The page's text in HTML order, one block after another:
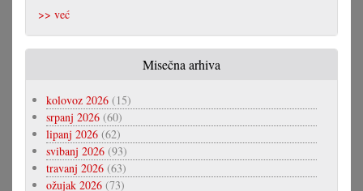
>> već
Misečna arhiva
kolovoz 2026 (15)
srpanj 2026 (60)
lipanj 2026 (62)
svibanj 2026 (93)
travanj 2026 (63)
ožujak 2026 (73)